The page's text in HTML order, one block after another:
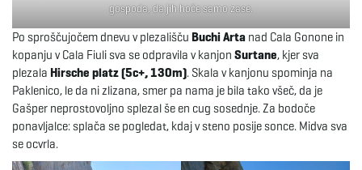
gospoda, da jih hoče samo zase.
Po sproščujočem dnevu v plezališču Buchi Arta nad Cala Gonone in
kopanju v Cala Fiuli sva se odpravila v kanjon Surtane, kjer sva
plezala Hirsche platz (5c+, 130m). Skala v kanjonu spominja na
Paklenico, le da ni zlizana, smer pa nama je bila tako všeč, da je
Gašper neprostovoljno splezal še en cug sosednje. Za bodoče
ponavljalce: splača se pogledat, kdaj v steno posije sonce. Midva sva
se ocvrla.